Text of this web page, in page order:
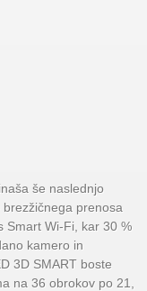
še naslednjo
prenosa
Smart Wi-Fi, kar 30 %
kamero in
3D SMART boste
na 36 obrokov po 21,